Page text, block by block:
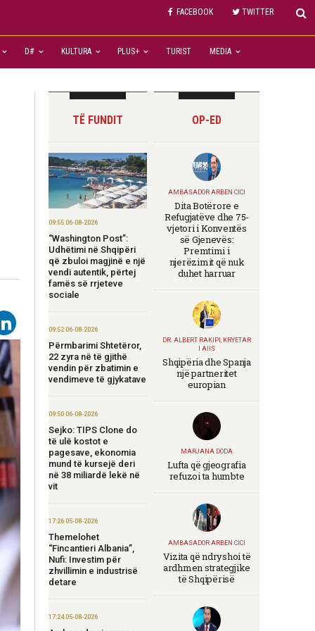
FACEBOOK TWITTER
D# KULTURA PLUS+ TURIST MEDIA
TË FUNDIT
09:55 06-08-2026
“Washington Post”:
Udhëtimi në Shqipëri
që zbuloi magjinë e një
vendi autentik, përtej
famës së rrjeteve
sociale
09:52 06-08-2026
Përmbarimi Shtetëror,
22 zyra në të gjithë
vendin për zbatimin e
vendimeve të gjykatave
09:50 06-08-2026
Sejko: TIPS Clone do
të ulë kostot e
pagesave, ekonomia
mund të kursejë deri
në 38 miliardë lekë në
vit
17:26 05-08-2026
Themelohet
“Fincantieri Albania”,
Nufi: Investim për
zhvillimin e industrisë
detare
17:24 05-08-2026
OP-ED
AMBASADOR ARBEN CICI
Dita Botërore e
Refugjatëve dhe 75-
vjetori i Konventës
së Gjenevës:
Premtimi i
njerëzimit që nuk
duhet harruar
DR. ALBERT RAKIPI, KRYETAR
I AIIS
Shqipëria dhe Spanja
një partneritet
europian
MARJANA DODA
Lufta që gjeografia
refuzoi ta humbte
AMBASADOR ARBEN CICI
Vizita që ndryshoi të
ardhmen strategjike
të Shqipërisë